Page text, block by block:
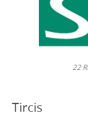
22
Tircis